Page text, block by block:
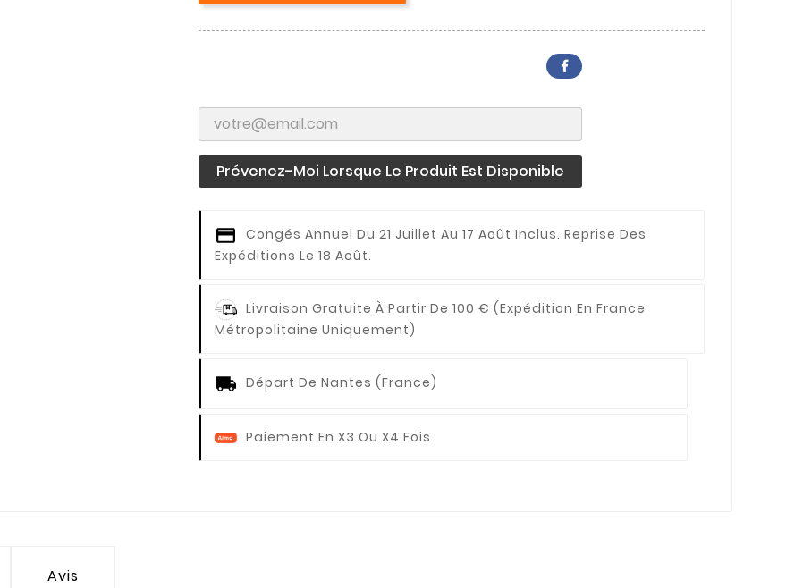
Prévenez-Moi Lorsque Le Produit Est Disponible
Congés Annuel Du 21 Juillet Au 17 Août Inclus. Reprise Des
Expéditions Le 18 Août.
Livraison Gratuite À Partir De 100 € (expédition En France
Métropolitaine Uniquement)
Départ De Nantes (France)
Paiement En X3 Ou X4 Fois
Avis